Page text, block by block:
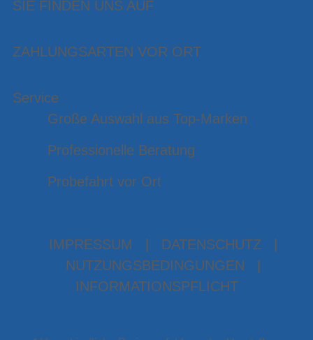
SIE FINDEN UNS AUF
ZAHLUNGSARTEN VOR ORT
Service
Große Auswahl aus Top-Marken
Professionelle Beratung
Probefahrt vor Ort
IMPRESSUM DATENSCHUTZ
NUTZUNGSBEDINGUNGEN
INFORMATIONSPFLICHT